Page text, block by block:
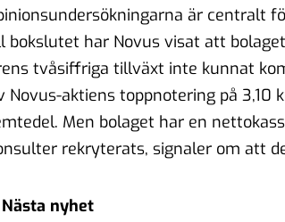
är centralt
bokslutet har Novus visat att
tvåsiffriga tillväxt inte kunnat
Novus-aktiens toppnotering på
Men bolaget har en
rekryterats, signaler om att
Nästa nyhet